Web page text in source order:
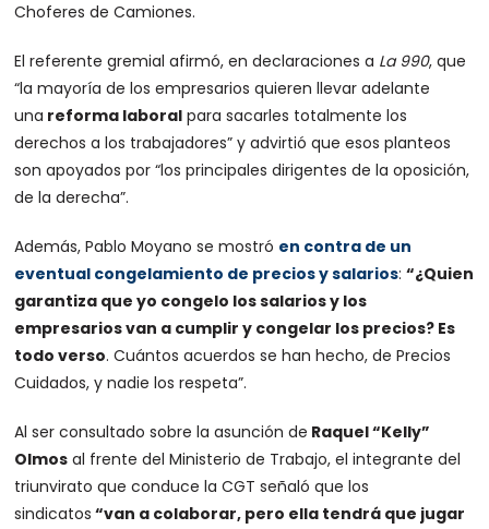
Choferes de Camiones.
El referente gremial afirmó, en declaraciones a La 990, que
“la mayoría de los empresarios quieren llevar adelante
una reforma laboral para sacarles totalmente los
derechos a los trabajadores” y advirtió que esos planteos
son apoyados por “los principales dirigentes de la oposición,
de la derecha”.
Además, Pablo Moyano se mostró en contra de un
eventual congelamiento de precios y salarios:“¿Quien
garantiza que yo congelo los salarios y los
empresarios van a cumplir y congelar los precios? Es
todo verso. Cuántos acuerdos se han hecho, de Precios
Cuidados, y nadie los respeta”.
Al ser consultado sobre la asunción de Raquel “Kelly”
Olmos al frente del Ministerio de Trabajo, el integrante del
triunvirato que conduce la CGT señaló que los
sindicatos “van a colaborar, pero ella tendrá que jugar